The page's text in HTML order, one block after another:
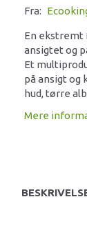
Fra:
En ekstremt
ansigtet og
Et
på ansigt og
hud, tørre
Mere